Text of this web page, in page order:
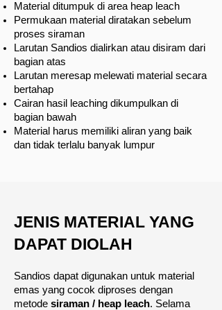
Material ditumpuk di area heap leach
Permukaan material diratakan sebelum
proses siraman
Larutan Sandios dialirkan atau disiram dari
bagian atas
Larutan meresap melewati material secara
bertahap
Cairan hasil leaching dikumpulkan di
bagian bawah
Material harus memiliki aliran yang baik
dan tidak terlalu banyak lumpur
JENIS MATERIAL YANG
DAPAT DIOLAH
Sandios dapat digunakan untuk material
emas yang cocok diproses dengan
metode siraman / heap leach. Selama